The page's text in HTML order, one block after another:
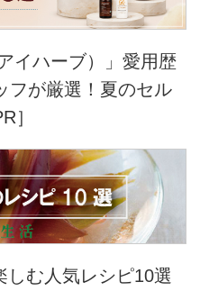
イハーブ）」愛用歴
フが厳選！夏のセル
］
む人気レシピ10選